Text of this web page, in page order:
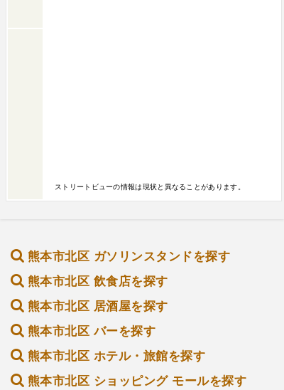
ストリートビューの情報は現状と異なることがあります。
熊本市北区 ガソリンスタンドを探す
熊本市北区 飲食店を探す
熊本市北区 居酒屋を探す
熊本市北区 バーを探す
熊本市北区 ホテル・旅館を探す
熊本市北区 ショッピング モールを探す